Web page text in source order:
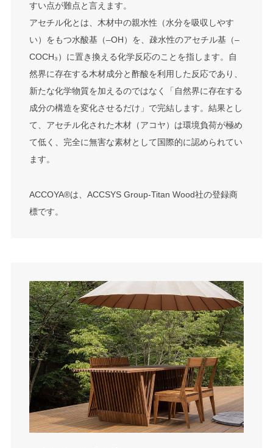
すい点が難点と言えます。
アセチル化とは、木材中の親水性（水分を吸収しやす
い）をもつ水酸基（–OH）を、疎水性のアセチル基（–
COCH₃）に置き換える化学反応のことを指します。自
然界に存在する木材成分と酢酸を利用した反応であり、
新たな化学物質を加えるのではなく「自然界に存在する
成分の構造を変化させるだけ」で完結します。結果とし
て、アセチル化された木材（アコヤ）は環境負荷が極め
て低く、完全に無害な素材として国際的に認められてい
ます。
ACCOYA®は、ACCSYS Group-Titan Wood社の登録商
標です。